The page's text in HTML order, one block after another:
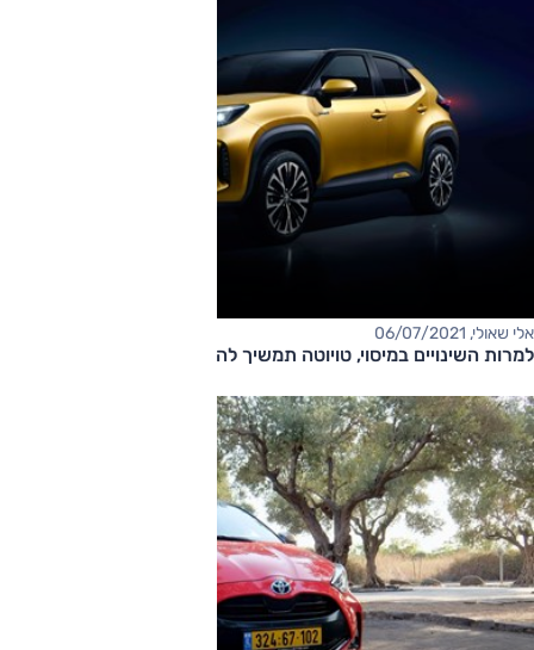
אלי שאולי, 06/07/2021
למרות השינויים במיסוי, טויוטה תמשיך להדגיש את ההיצע ההיברידי